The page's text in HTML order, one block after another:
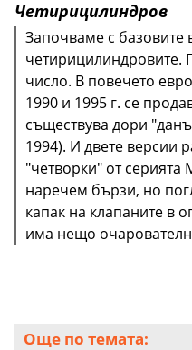
Четирицилиндров
Започваме с
четирицилиндровите.
число. В повечето
1990 и 1995 г. се
съществува дори
1994). И двете версии
"четворки" от серията
наречем бързи, но
капак на клапаните в
има нещо
Още по темата: